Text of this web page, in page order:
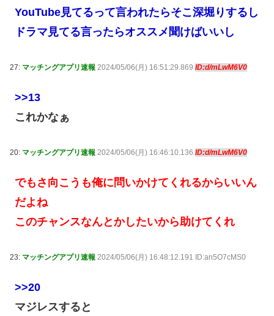
YouTube見てるって言われたらそこ深堀りするし
ドラマ見てる言ったらオススメ聞けばいいし
27: マッチングアプリ速報 2024/05/06(月) 16:51:29.869 ID:d/mLwM6V0
>>13
これかなぁ
20: マッチングアプリ速報 2024/05/06(月) 16:46:10.136 ID:d/mLwM6V0
でもさ向こうも俺に問いかけてくれるからいいん
だよね
このチャンスなんとかしたいから助けてくれ
23: マッチングアプリ速報 2024/05/06(月) 16:48:12.191 ID:an5O7cMS0
>>20
マジレスすると